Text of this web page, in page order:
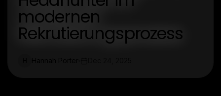
modernen
Rekrutierungsprozess